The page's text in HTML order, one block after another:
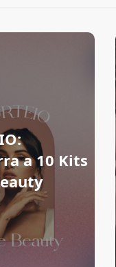
a 10 Kits